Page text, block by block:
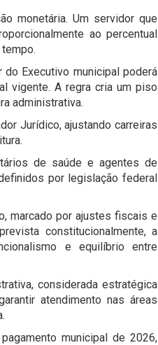
monetária. Um servidor que
ao percentual
Executivo municipal poderá
vigente. A regra cria um piso
administrativa.
Jurídico, ajustando carreiras
de saúde e agentes de
por legislação federal
marcado por ajustes fiscais e
constitucionalmente, a
e equilíbrio entre
considerada estratégica
atendimento nas áreas
municipal de 2026,